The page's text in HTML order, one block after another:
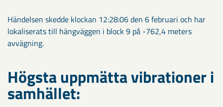
Händelsen skedde klockan 12:28:06 den 6 februari och har
lokaliserats till hängväggen i block 9 på -762,4 meters
avvägning.
Högsta uppmätta vibrationer i
samhället: